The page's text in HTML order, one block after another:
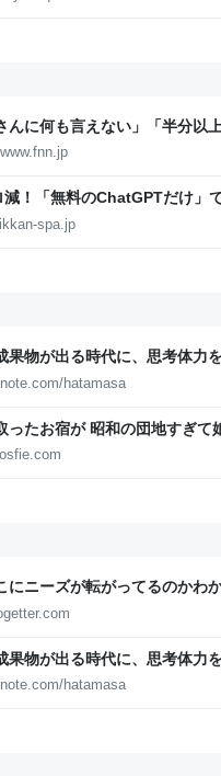
んに何も言えない」「半分以
すぶる慎重論と本音【スポ
www.fnn.jp
！「無料のChatGPTだけ」
人間だったらムリ」な減量メ
spa.jp
果物が出る時代に、思考体力
note.com/hatamasa
ったお宿が 昭和の団地すぎて
… 花柄のお鍋とか緑色の冷蔵
にニーズが転がってるのかわ
ざまあ系シンデレラストーリ
果物が出る時代に、思考体力
note.com/hatamasa